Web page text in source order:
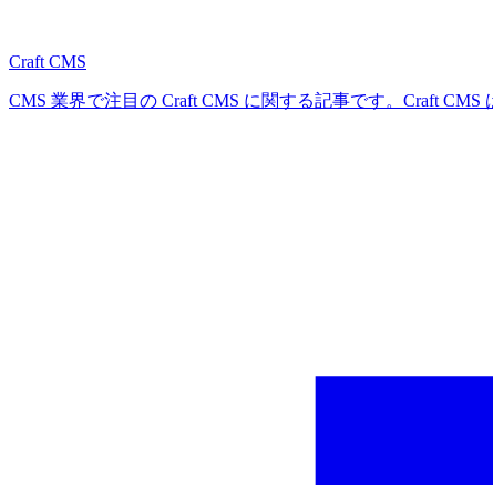
Craft CMS
CMS 業界で注目の Craft CMS に関する記事です。Craft